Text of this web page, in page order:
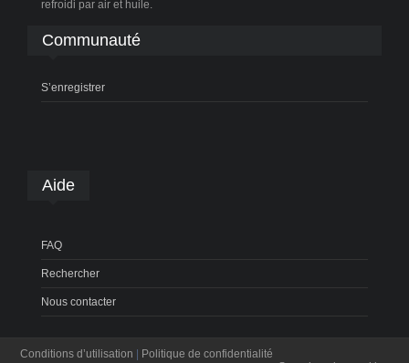
refroidi par air et huile.
Communauté
S’enregistrer
Aide
FAQ
Rechercher
Nous contacter
Conditions d’utilisation | Politique de confidentialité